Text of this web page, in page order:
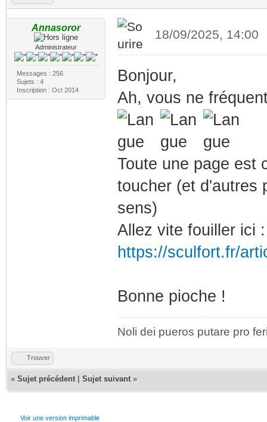
Annasoror
Administrateur
Messages : 256
Sujets : 4
Inscription : Oct 2014
18/09/2025, 14:00
Bonjour,
Ah, vous ne
Toute une page est
toucher (et d'autres
sens)
Allez vite fouiller ici :
https://sculfort.fr/
Bonne pioche !
Noli dei pueros putare pro
Trouver
« Sujet précédent Sujet suivant »
Voir une version imprimable